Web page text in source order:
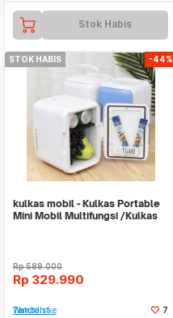
Stok Habis
STOK HABIS -44%
kulkas mobil - Kulkas Portable
Mini Mobil Multifungsi /Kulkas
Rp589.000
Rp 329.990
Tambah ke Watchlist 7